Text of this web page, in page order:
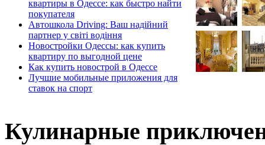
квартиры в Одессе: как быстро найти
покупателя
Автошкола Driving: Ваш надійний
партнер у світі водіння
Новостройки Одессы: как купить
квартиру по выгодной цене
Как купить новострой в Одессе
Лучшие мобильные приложения для
ставок на спорт
Кулинарные